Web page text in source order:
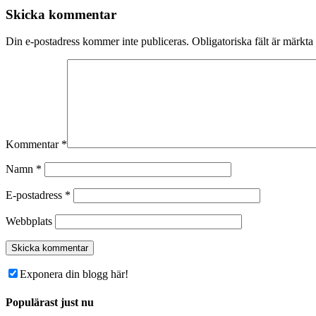
Skicka kommentar
Din e-postadress kommer inte publiceras. Obligatoriska fält är märkta
Kommentar *
Namn *
E-postadress *
Webbplats
Exponera din blogg här!
Populärast just nu